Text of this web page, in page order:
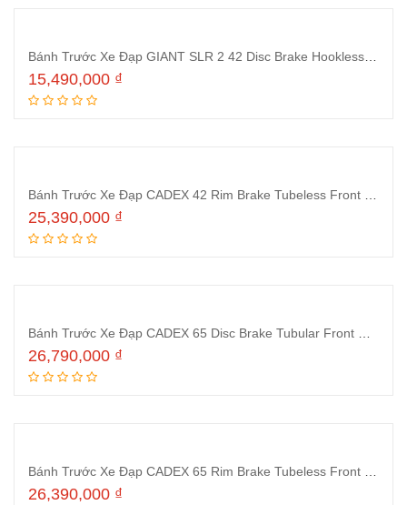
15,490,000 ₫
25,390,000 ₫
26,790,000 ₫
26,390,000 ₫